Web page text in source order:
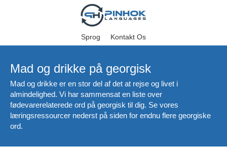
Sprog Kontakt Os
Mad og drikke på georgisk
Mad og drikke er en stor del af det at rejse og livet i
almindelighed. Vi har sammensat en liste over
fødevarerelaterede ord på georgisk til dig. Se vores
læringsressourcer nederst på siden for endnu flere georgiske
ord.